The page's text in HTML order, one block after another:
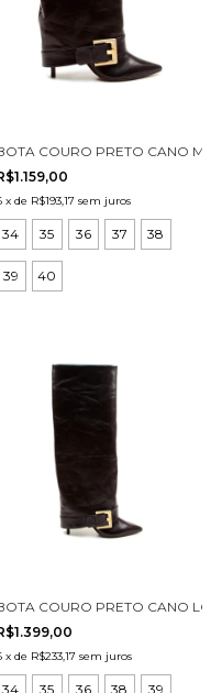
2880007-1
COURO PRETO CANO
x de R$193,17 sem juros
34 35 36 37 38
39 40
2886001-2
COURO PRETO CANO
x de R$233,17 sem juros
34 35 36 38 39